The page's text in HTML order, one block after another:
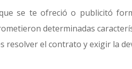
se te ofreció o publicitó
determinadas
resolver el contrato y exigir la